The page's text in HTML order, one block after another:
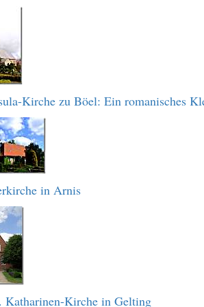
Kirche zu Böel: Ein romanisches
in Arnis
Katharinen-Kirche in Gelting